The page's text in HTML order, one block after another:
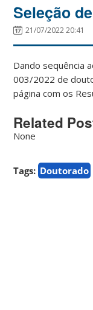
Seleção
21/07/2022 20:41
Dando sequência
003/2022 de
página com os
Related
None
Tags: Doutorado